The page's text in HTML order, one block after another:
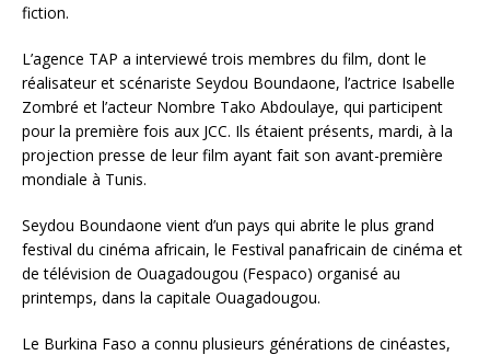
fiction.
L’agence TAP a interviewé trois membres du film, dont le
réalisateur et scénariste Seydou Boundaone, l’actrice Isabelle
Zombré et l’acteur Nombre Tako Abdoulaye, qui participent
pour la première fois aux JCC. Ils étaient présents, mardi, à la
projection presse de leur film ayant fait son avant-première
mondiale à Tunis.
Seydou Boundaone vient d’un pays qui abrite le plus grand
festival du cinéma africain, le Festival panafricain de cinéma et
de télévision de Ouagadougou (Fespaco) organisé au
printemps, dans la capitale Ouagadougou.
Le Burkina Faso a connu plusieurs générations de cinéastes,